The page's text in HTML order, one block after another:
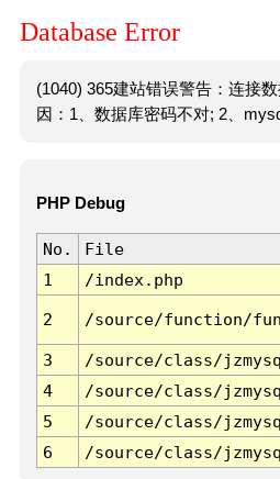
Database Error
(1040) 365建站错误警告：连接
因：1、数据库密码不对; 2、
PHP Debug
No. File
1
/index.php
2 /source/function/
3 /source/class/
4
/source/class/
5
/source/class/
6
/source/class/